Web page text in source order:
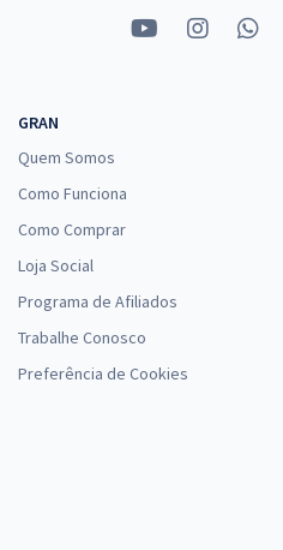
GRAN
Quem Somos
Como Funciona
Como Comprar
Loja Social
Programa de Afiliados
Trabalhe Conosco
Preferência de Cookies